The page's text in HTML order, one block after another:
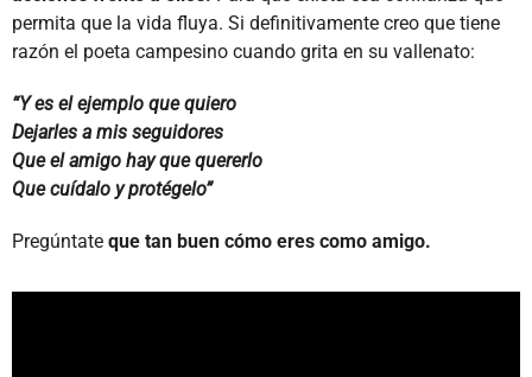
permita que la vida fluya. Si definitivamente creo que tiene
razón el poeta campesino cuando grita en su vallenato:
“Y es el ejemplo que quiero
Dejarles a mis seguidores
Que el amigo hay que quererlo
Que cuídalo y protégelo”
Pregúntate que tan buen cómo eres como amigo.